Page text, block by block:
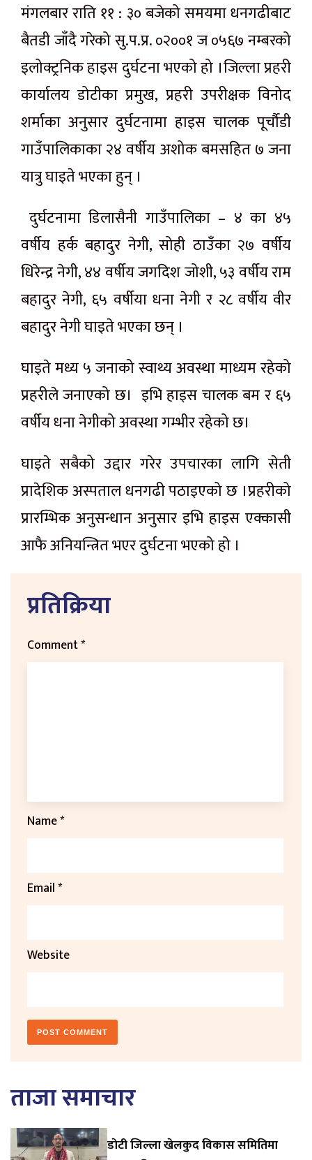
मंगलबार राति ११ : ३० बजेको समयमा धनगढीबाट
बैतडी जाँदै गरेको सु.प.प्र. ०२००१ ज ०५६७ नम्बरको
इलोक्ट्रनिक हाइस दुर्घटना भएको हो ।जिल्ला प्रहरी
कार्यालय डोटीका प्रमुख, प्रहरी उपरीक्षक विनोद
शर्माका अनुसार दुर्घटनामा हाइस चालक पूर्चौडी
गाउँपालिकाका २४ वर्षीय अशोक बमसहित ७ जना
यात्रु घाइते भएका हुन् ।
दुर्घटनामा डिलासैनी गाउँपालिका – ४ का ४५
वर्षीय हर्क बहादुर नेगी, सोही ठाउँका २७ वर्षीय
धिरेन्द्र नेगी, ४४ वर्षीय जगदिश जोशी, ५३ वर्षीय राम
बहादुर नेगी, ६५ वर्षीया धना नेगी र २८ वर्षीय वीर
बहादुर नेगी घाइते भएका छन् ।
घाइते मध्य ५ जनाको स्वाथ्य अवस्था माध्यम रहेको
प्रहरीले जनाएको छ। इभि हाइस चालक बम र ६५
वर्षीय धना नेगीको अवस्था गम्भीर रहेको छ।
घाइते सबैको उद्दार गरेर उपचारका लागि सेती
प्रादेशिक अस्पताल धनगढी पठाइएको छ ।प्रहरीको
प्रारम्भिक अनुसन्धान अनुसार इभि हाइस एक्कासी
आफै अनियन्त्रित भएर दुर्घटना भएको हो ।
प्रतिक्रिया
Comment*
Name*
Email*
Website
ताजा समाचार
डाेटी जिल्ला खेलकुद विकास समितिमा